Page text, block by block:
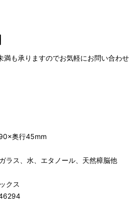
承りますのでお気軽にお問い合わせ
奥行45mm
ラス、水、エタノール、天然樟脳他
クス